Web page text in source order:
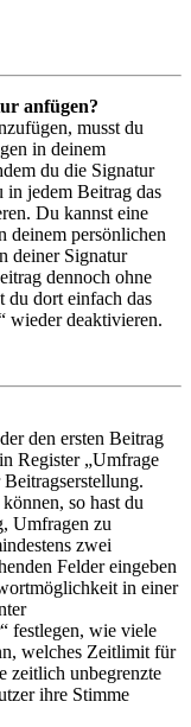
anfügen?
musst du
in deinem
du die Signatur
in jedem Beitrag das
Du kannst eine
deinem persönlichen
deiner Signatur
dennoch ohne
du dort einfach das
wieder deaktivieren.
den ersten Beitrag
Register „Umfrage
so hast du
Umfragen zu
zwei
Felder eingeben
in einer
festlegen, wie viele
welches Zeitlimit für
zeitlich unbegrenzte
ihre Stimme